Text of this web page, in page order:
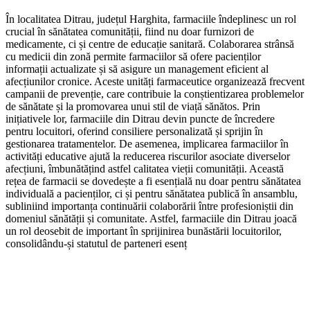
În localitatea Ditrau, județul Harghita, farmaciile îndeplinesc un rol
crucial în sănătatea comunității, fiind nu doar furnizori de
medicamente, ci și centre de educație sanitară. Colaborarea strânsă
cu medicii din zonă permite farmaciilor să ofere pacienților
informații actualizate și să asigure un management eficient al
afecțiunilor cronice. Aceste unități farmaceutice organizează frecvent
campanii de prevenție, care contribuie la conștientizarea problemelor
de sănătate și la promovarea unui stil de viață sănătos. Prin
inițiativele lor, farmaciile din Ditrau devin puncte de încredere
pentru locuitori, oferind consiliere personalizată și sprijin în
gestionarea tratamentelor. De asemenea, implicarea farmaciilor în
activități educative ajută la reducerea riscurilor asociate diverselor
afecțiuni, îmbunătățind astfel calitatea vieții comunității. Această
rețea de farmacii se dovedește a fi esențială nu doar pentru sănătatea
individuală a pacienților, ci și pentru sănătatea publică în ansamblu,
subliniind importanța continuării colaborării între profesioniștii din
domeniul sănătății și comunitate. Astfel, farmaciile din Ditrau joacă
un rol deosebit de important în sprijinirea bunăstării locuitorilor,
consolidându-și statutul de parteneri esenț